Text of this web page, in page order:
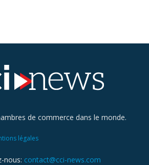
de commerce dans le monde.
légales
nous: contact@cci-news.com